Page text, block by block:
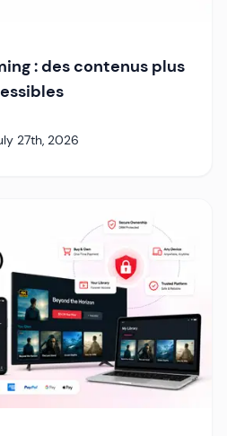
: des contenus plus
27th, 2026